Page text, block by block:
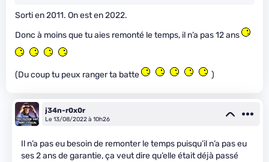
Sorti en 2011. On est en 2022.
Donc à moins que tu aies remonté le temps, il n’a pas 12 ans
(Du coup tu peux ranger ta batte )
j34n-r0x0r
Le 13/08/2022 à 10h26
Il n’a pas eu besoin de remonter le temps puisqu’il n’a pas eu
ses 2 ans de garantie, ça veut dire qu’elle était déjà passé